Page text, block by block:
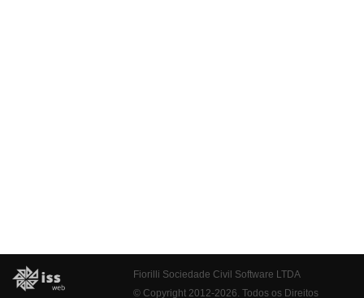
Fiorilli Sociedade Civil Software LTDA
© Copyright 2012-2026. Todos os Direitos